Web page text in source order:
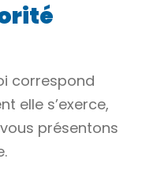
correspond
elle s’exerce,
présentons